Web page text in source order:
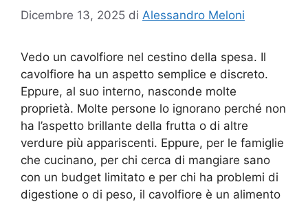
Dicembre 13, 2025 di Alessandro Meloni
Vedo un cavolfiore nel cestino della spesa. Il
cavolfiore ha un aspetto semplice e discreto.
Eppure, al suo interno, nasconde molte
proprietà. Molte persone lo ignorano perché non
ha l’aspetto brillante della frutta o di altre
verdure più appariscenti. Eppure, per le famiglie
che cucinano, per chi cerca di mangiare sano
con un budget limitato e per chi ha problemi di
digestione o di peso, il cavolfiore è un alimento